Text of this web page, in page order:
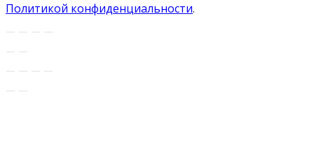
Политикой конфиденциальности.